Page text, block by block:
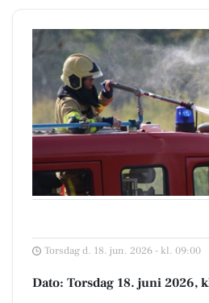
Torsdag d. 18. jun. 2026 - kl. 09:00
Dato: Torsdag 18. juni 2026,